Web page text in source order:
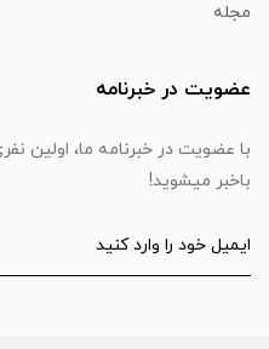
مجله
عضویت در خبرنامه
با عضویت در خبرنامه ما، اولین
باخبر میشوید!